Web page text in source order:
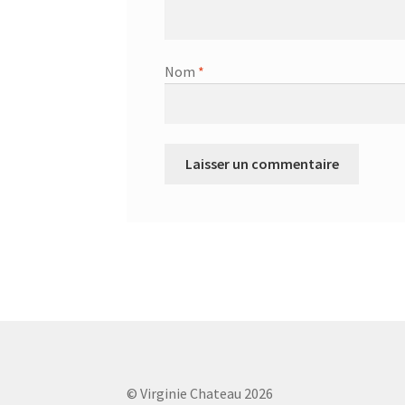
Nom *
© Virginie Chateau 2026